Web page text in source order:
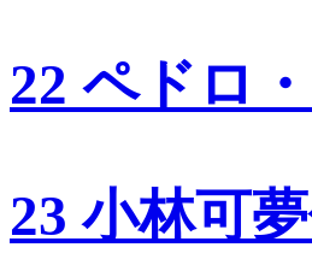
22 ペドロ
23 小林可